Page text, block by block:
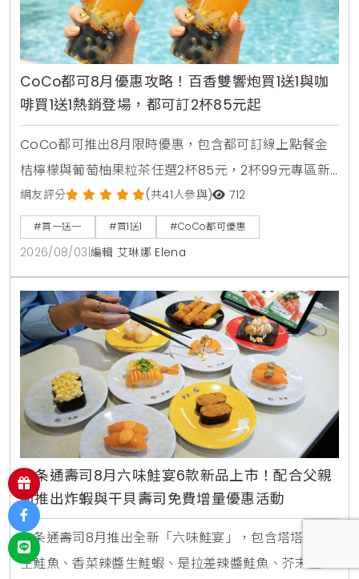
CoCo都可8月優惠攻略！百香雙響炮買1送1與咖
啡買1送1熱銷登場，都可訂2杯85元起
CoCo都可推出8月限時優惠，包含都可訂線上點餐金
桔檸檬與葡萄柚果粒茶任選2杯85元，2杯99元專區新
上架粉角檸檬冬瓜，每週一二指定咖啡買1送1，8月5日
週三好友日更祭出百香雙響炮買1送1優惠。
網友評分 (共41人參與) 712
#買一送一 #買1送1 #CoCo都可優惠
2026/08/03 編輯 艾琳娜 Elena
一条通壽司8月六味鮭宴6款新品上市！配合父親
節推出炸蝦與干貝壽司免費增量優惠活動
一条通壽司8月推出全新「六味鮭宴」，包含塔塔洋蔥
生鮭魚、香菜辣醬生鮭蝦、是拉差辣醬鮭魚、芥末生鮭